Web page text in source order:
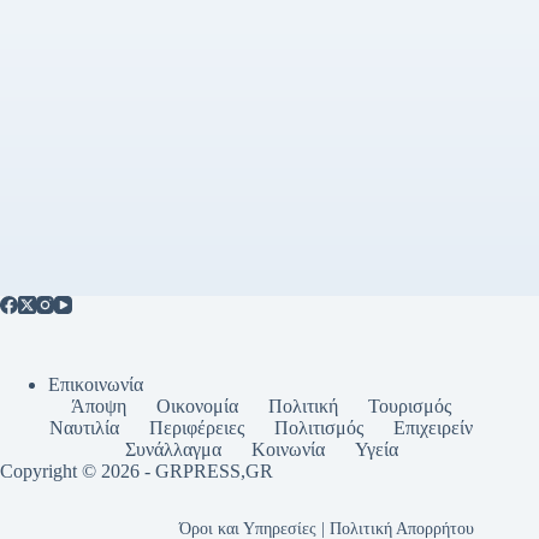
Επικοινωνία
Άποψη
Οικονομία Πολιτική
Τουρισμός
Ναυτιλία
Περιφέρειες Πολιτισμός
Επιχειρείν
Συνάλλαγμα
Κοινωνία
Υγεία
Copyright © 2026 - GRPRESS,GR
Όροι και Υπηρεσίες | Πολιτική Απορρήτου